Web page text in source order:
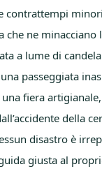
contrattempi
che ne minacciano
a lume di
passeggiata
fiera
della
disastro è
giusta al